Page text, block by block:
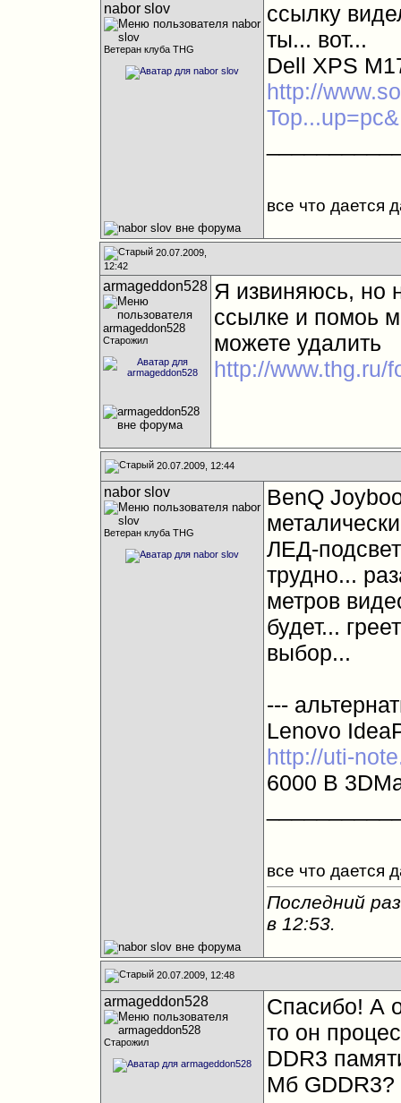
nabor slov
Ветеран клуба THG
ссылку
ты... вот...
Dell XPS
http://
все что дается
20.07.2009,
12:42
armageddon528
Старожил
Я извиняюсь, но
ссылке и помоь
можете удалить
http://www.thg.ru/
20.07.2009, 12:44
nabor slov
Ветеран клуба THG
BenQ
ЛЕД-
трудно...
метров
будет...
выбор...
---
Lenovo
http://uti-
6000 B
все что дается
Последний
в 12:53.
20.07.2009, 12:48
armageddon528
Старожил
Спасибо! А
то он
DDR3
Мб GDDR3?